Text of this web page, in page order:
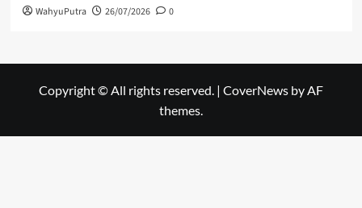
WahyuPutra 26/07/2026 0
Copyright © All rights reserved. | CoverNews by AF
themes.